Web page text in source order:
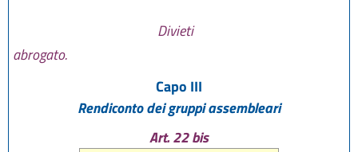
Divieti
abrogato.
Capo III
Rendiconto dei gruppi assembleari
Art. 22 bis